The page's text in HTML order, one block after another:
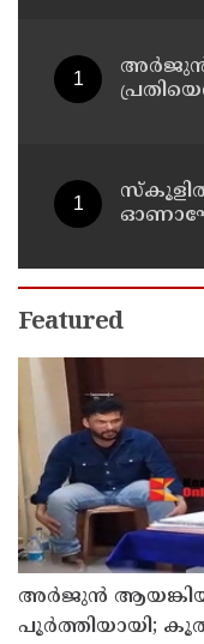
അര്‍ജുന്‍
Featured
അര്‍ജുന്‍
പൂര്‍ത്തിയായി;